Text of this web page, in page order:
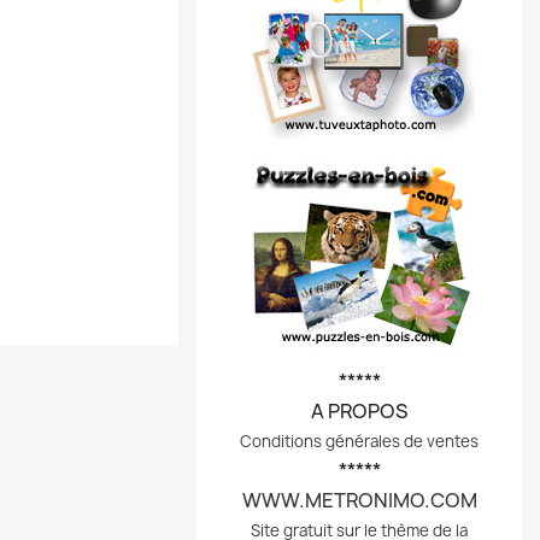
*****
A PROPOS
Conditions générales de ventes
*****
WWW.METRONIMO.COM
Site gratuit sur le thème de la